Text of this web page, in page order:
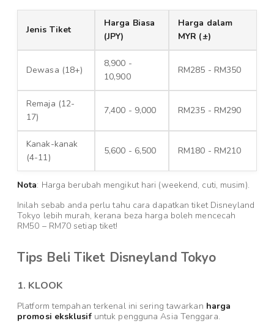
Jenis Tiket
Harga Biasa
(JPY)
Harga dalam
MYR (±)
Dewasa (18+)
8,900 -
10,900
RM285 - RM350
Remaja (12-
17)
7,400 - 9,000 RM235 - RM290
Kanak-kanak
(4-11)
5,600 - 6,500 RM180 - RM210
Nota: Harga berubah mengikut hari (weekend, cuti, musim).
Inilah sebab anda perlu tahu cara dapatkan tiket Disneyland
Tokyo lebih murah, kerana beza harga boleh mencecah
RM50 – RM70 setiap tiket!
Tips Beli Tiket Disneyland Tokyo
1. KLOOK
Platform tempahan terkenal ini sering tawarkan harga
promosi eksklusifuntuk pengguna Asia Tenggara.